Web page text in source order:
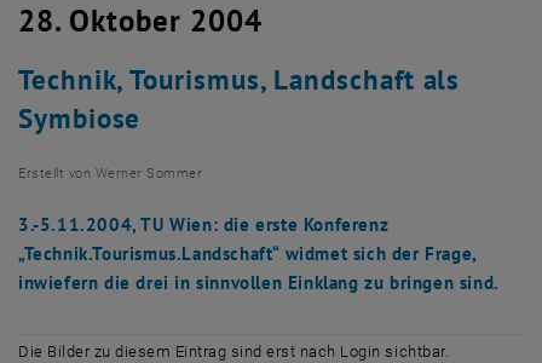
Zurück: Subseiten von TU Wien Startseite auflisten
Zurück zur letzten Ebene:
TU Wien Startseite
Übersicht
28. Oktober 2004
Technik, Tourismus, Landschaft als
Symbiose
Erstellt von Werner Sommer
3.-5.11.2004, TU Wien: die erste Konferenz
„Technik.Tourismus.Landschaft“ widmet sich der Frage,
inwiefern die drei in sinnvollen Einklang zu bringen sind.
Die Bilder zu diesem Eintrag sind erst nach Login sichtbar.